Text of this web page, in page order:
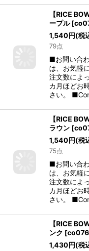
【RICE
ープル [
1,540円(税
79点
■お問い合
は、お気軽
注文数によ
カ月ほどお
さい。
【RICE
ラウン [
1,540円(税
75点
■お問い合
は、お気軽
注文数によ
カ月ほどお
さい。
【RICE
ンク [
1,430円(税